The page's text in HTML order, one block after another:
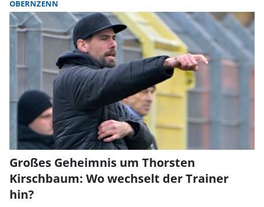
OBERNZENN
Großes Geheimnis um Thorsten
Kirschbaum: Wo wechselt der Trainer
hin?